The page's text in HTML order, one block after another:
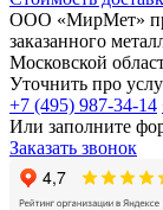
ООО «МирМет»
заказанного
Московской
Уточнить про
+7 (495) 987-34-14
Или заполните
Заказать звонок